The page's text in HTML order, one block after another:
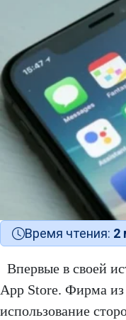
Время чтения: 2
Впервые в своей
App Store. Фирма из
использование